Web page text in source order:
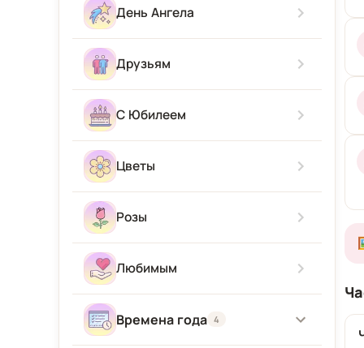
Прости Меня
Привет
С новорожденным
Приятного аппетита
С приездом
День Ангела
Друзьям
С Юбилеем
Цветы
Розы
Любимым
Времена года 4